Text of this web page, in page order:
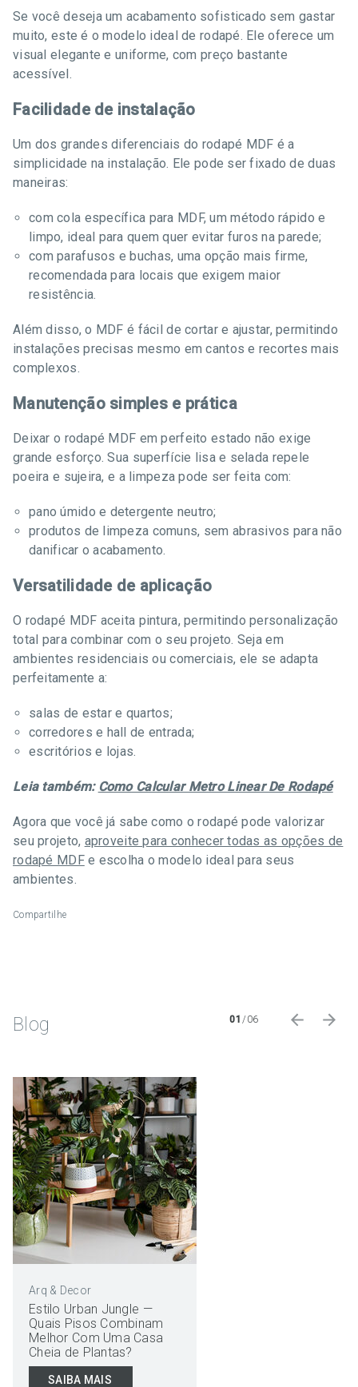
Se você deseja um acabamento sofisticado sem gastar
muito, este é o modelo ideal de rodapé. Ele oferece um
visual elegante e uniforme, com preço bastante
acessível.
Facilidade de instalação
Um dos grandes diferenciais do rodapé MDF é a
simplicidade na instalação. Ele pode ser fixado de duas
maneiras:
com cola específica para MDF, um método rápido e
limpo, ideal para quem quer evitar furos na parede;
com parafusos e buchas, uma opção mais firme,
recomendada para locais que exigem maior
resistência.
Além disso, o MDF é fácil de cortar e ajustar, permitindo
instalações precisas mesmo em cantos e recortes mais
complexos.
Manutenção simples e prática
Deixar o rodapé MDF em perfeito estado não exige
grande esforço. Sua superfície lisa e selada repele
poeira e sujeira, e a limpeza pode ser feita com:
pano úmido e detergente neutro;
produtos de limpeza comuns, sem abrasivos para não
danificar o acabamento.
Versatilidade de aplicação
O rodapé MDF aceita pintura, permitindo personalização
total para combinar com o seu projeto. Seja em
ambientes residenciais ou comerciais, ele se adapta
perfeitamente a:
salas de estar e quartos;
corredores e hall de entrada;
escritórios e lojas.
Leia também: Como Calcular Metro Linear De Rodapé
Agora que você já sabe como o rodapé pode valorizar
seu projeto, aproveite para conhecer todas as opções de
rodapé MDFe escolha o modelo ideal para seus
ambientes.
Compartilhe
Blog 01 /06
Arq & Decor
Estilo Urban Jungle —
Quais Pisos Combinam
Melhor Com Uma Casa
Cheia de Plantas?
SAIBA MAIS